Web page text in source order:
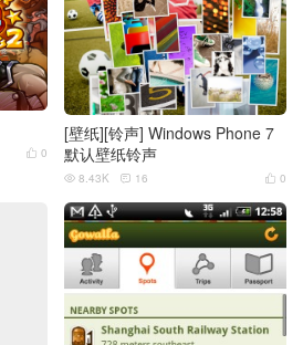
 0
[壁纸][铃声] Windows Phone 7
默认壁纸铃声
 0
 8.43K  16